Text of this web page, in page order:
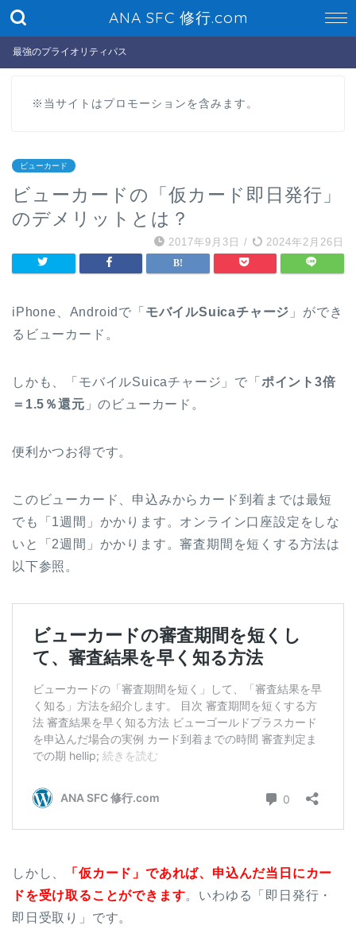
ANA SFC 修行.com
最強のプライオリティパス
※当サイトはプロモーションを含みます。
ビューカード
ビューカードの「仮カード即日発行」
のデメリットとは？
2017年9月3日 / 2024年2月26日
iPhone、Androidで「 モバイルSuicaチャージ 」ができ
るビューカード。
しかも、「モバイルSuicaチャージ」で「 ポイント3倍
＝1.5％還元 」のビューカード。
便利かつお得です。
このビューカード、申込みからカード到着までは最短
でも「1週間」かかります。オンライン口座設定をしな
いと「2週間」かかります。審査期間を短くする方法は
以下参照。
しかし、
「仮カード」であれば、申込んだ当日にカー
ドを受け取ることができます。いわゆる「即日発行・
即日受取り」です。